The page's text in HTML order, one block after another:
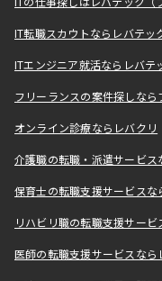
ITの仕事探しはレバテック（
IT転職スカウトならレバテッ
ITエンジニア就活ならレバテ
フリーランスの案件探しなら
オンライン診療ならレバクリ
介護職の転職・派遣サービス
保育士の転職支援サービスな
リハビリ職の転職支援サー
医師の転職支援サービスなら